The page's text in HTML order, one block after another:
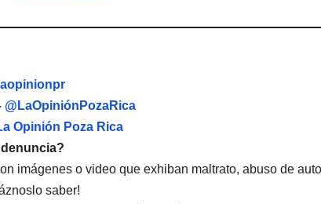
@LaOpiniónPozaRica
Opinión Poza Rica
imágenes o video que exhiban maltrato, abuso de
saber!